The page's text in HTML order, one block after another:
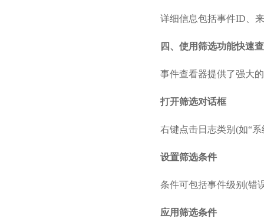
详细信息包括事件ID、
四、使用筛选功能快速
事件查看器提供了强大
打开筛选对话框
右键点击日志类别(如“
设置筛选条件
条件可包括事件级别(错
应用筛选条件